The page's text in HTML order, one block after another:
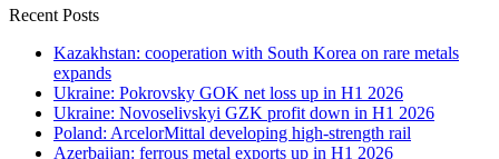
Recent Posts
Kazakhstan: cooperation with South Korea on rare metals
expands
Ukraine: Pokrovsky GOK net loss up in H1 2026
Ukraine: Novoselivskyi GZK profit down in H1 2026
Poland: ArcelorMittal developing high-strength rail
Azerbaijan: ferrous metal exports up in H1 2026